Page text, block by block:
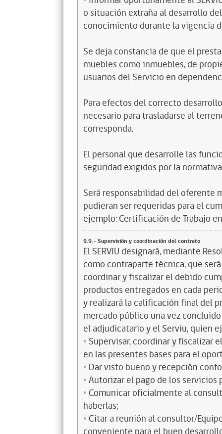
o situación extraña al desarrollo
conocimiento durante la vigencia
Se deja constancia de que el
muebles como inmuebles, de
usuarios del Servicio en
Para efectos del correcto
necesario para trasladarse al
corresponda.
El personal que desarrolle las
seguridad exigidos por la
Será responsabilidad del oferente
pudieran ser requeridas para el
ejemplo: Certificación de Trabajo
9.9.- Supervisión y coordinación del contrato
El SERVIU designará, mediante
como contraparte técnica, que
coordinar y fiscalizar el debido
productos entregados en cada
y realizará la calificación final del
mercado público una vez
el adjudicatario y el Serviu, quien
• Supervisar, coordinar y
en las presentes bases para el
• Dar visto bueno y recepción
• Autorizar el pago de los servicios
• Comunicar oficialmente al
haberlas;
• Citar a reunión al consultor/